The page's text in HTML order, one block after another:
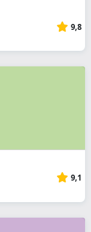
9,8
9,1